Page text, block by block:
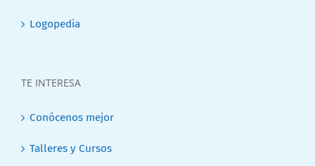
Logopedia
TE INTERESA
Conócenos mejor
Talleres y Cursos